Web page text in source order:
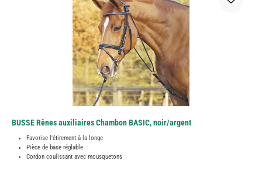
BUSSE Rênes auxiliaires Chambon BASIC, noir/argent
Favorise l'étirement à la longe
Pièce de base réglable
Cordon coulissant avec mousquetons